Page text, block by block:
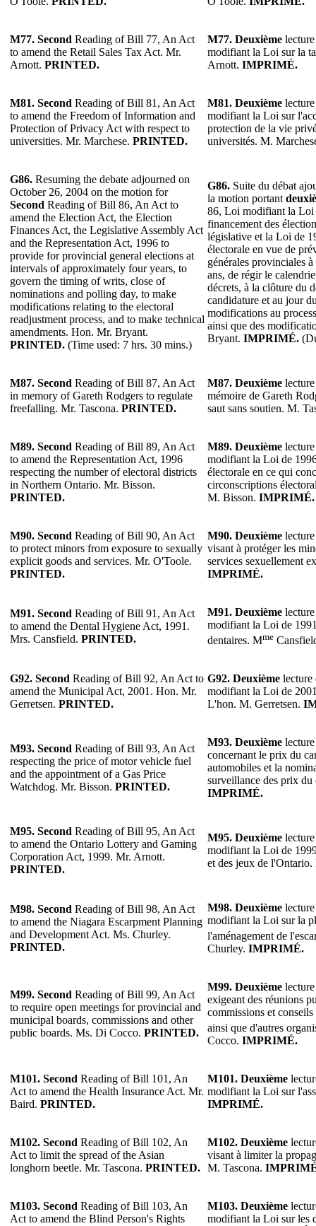
M77. Second Reading of Bill 77, An Act
to amend the Retail Sales Tax Act. Mr.
Arnott. PRINTED.
M77. Deuxième
modifiant la Loi sur la
Arnott. IMPRIMÉ.
M81. Second Reading of Bill 81, An Act
to amend the Freedom of Information and
Protection of Privacy Act with respect to
universities. Mr. Marchese. PRINTED.
M81. Deuxième
modifiant la Loi sur
protection de la vie
universités. M.
G86. Resuming the debate adjourned on
October 26, 2004 on the motion for
Second Reading of Bill 86, An Act to
amend the Election Act, the Election
Finances Act, the Legislative Assembly Act
and the Representation Act, 1996 to
provide for provincial general elections at
intervals of approximately four years, to
govern the timing of writs, close of
nominations and polling day, to make
modifications relating to the electoral
readjustment process, and to make technical
amendments. Hon. Mr. Bryant.
PRINTED. (Time used: 7 hrs. 30 mins.)
G86. Suite du débat
la motion portant
86, Loi modifiant la Loi
financement des
législative et la Loi de
électorale en vue de
générales provinciales
ans, de régir le
décrets, à la clôture du
candidature et au jour
modifications au
ainsi que des
Bryant. IMPRIMÉ.
M87. Second Reading of Bill 87, An Act
in memory of Gareth Rodgers to regulate
freefalling. Mr. Tascona. PRINTED.
M87. Deuxième
mémoire de Gareth
saut sans soutien. M.
M89. Second Reading of Bill 89, An Act
to amend the Representation Act, 1996
respecting the number of electoral districts
in Northern Ontario. Mr. Bisson.
PRINTED.
M89. Deuxième
modifiant la Loi de
électorale en ce qui
circonscriptions
M. Bisson. IMPRIMÉ.
M90. Second Reading of Bill 90, An Act
to protect minors from exposure to sexually
explicit goods and services. Mr. O'Toole.
PRINTED.
M90. Deuxième
visant à protéger les
services sexuellement
IMPRIMÉ.
M91. Second Reading of Bill 91, An Act
to amend the Dental Hygiene Act, 1991.
Mrs. Cansfield. PRINTED.
M91. Deuxième
modifiant la Loi de
dentaires. Mme
G92. Second Reading of Bill 92, An Act to
amend the Municipal Act, 2001. Hon. Mr.
Gerretsen. PRINTED.
G92. Deuxième
modifiant la Loi de
L'hon. M. Gerretsen.
M93. Second Reading of Bill 93, An Act
respecting the price of motor vehicle fuel
and the appointment of a Gas Price
Watchdog. Mr. Bisson. PRINTED.
M93. Deuxième
concernant le prix du
automobiles et la
surveillance des prix
IMPRIMÉ.
M95. Second Reading of Bill 95, An Act
to amend the Ontario Lottery and Gaming
Corporation Act, 1999. Mr. Arnott.
PRINTED.
M95. Deuxième
modifiant la Loi de
et des jeux de
M98. Second Reading of Bill 98, An Act
to amend the Niagara Escarpment Planning
and Development Act. Ms. Churley.
PRINTED.
M98. Deuxième
modifiant la Loi sur la
l'aménagement de
Churley. IMPRIMÉ.
M99. Second Reading of Bill 99, An Act
to require open meetings for provincial and
municipal boards, commissions and other
public boards. Ms. Di Cocco. PRINTED.
M99. Deuxième
exigeant des réunions
commissions et
ainsi que d'autres
Cocco. IMPRIMÉ.
M101. Second Reading of Bill 101, An
Act to amend the Health Insurance Act. Mr.
Baird. PRINTED.
M101. Deuxième
modifiant la Loi sur
IMPRIMÉ.
M102. Second Reading of Bill 102, An
Act to limit the spread of the Asian
longhorn beetle. Mr. Tascona. PRINTED.
M102. Deuxième
visant à limiter la
M. Tascona.
M103. Second Reading of Bill 103, An
Act to amend the Blind Person's Rights
M103. Deuxième
modifiant la Loi sur les